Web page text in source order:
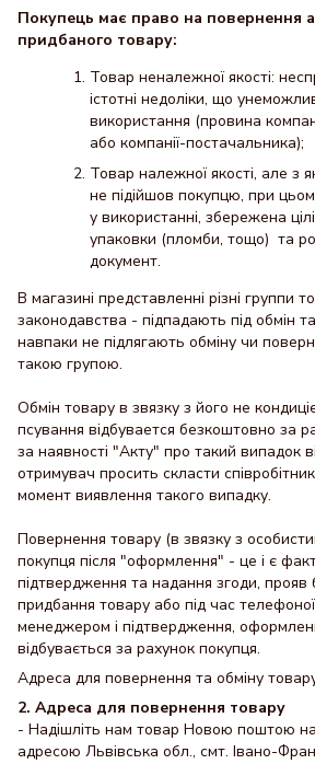
Покупець має право на повернення
придбаного товару:
Товар неналежної якості:
істотні недоліки, що
використання (провина
або компанії-постачальника);
Товар належної якості, але з
не підійшов покупцю, при
у використанні, збережена
упаковки (пломби, тощо) та
документ.
В магазині представленні різні группи
законодавства - підпадають під обмін
навпаки не підлягають обміну чи
такою групою.
Обмін товару в звязку з його не
псування відбувается безкоштовно за
за наявності "Акту" про такий випадок
отримувач просить скласти
момент виявлення такого випадку.
Повернення товару (в звязку з
покупця після "оформлення" - це і є
підтвердження та надання згоди,
придбання товару або під час
менеджером і підтвердження,
відбувається за рахунок покупця.
Адреса для повернення та обміну
2. Адреса для повернення товару
- Надішліть нам товар Новою поштою на
адресою Львівська обл., смт. Івано-